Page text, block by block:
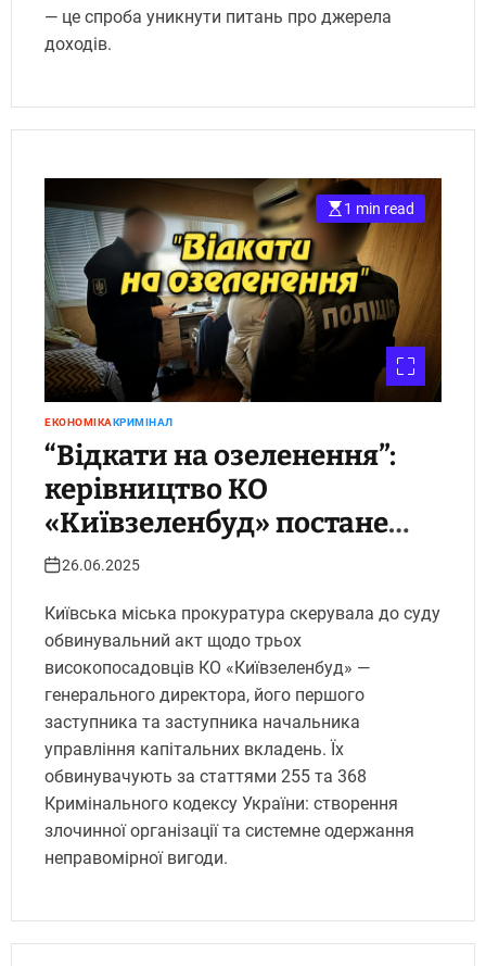
— це спроба уникнути питань про джерела
доходів.
1 min read
ЕКОНОМІКАКРИМІНАЛ
“Відкати на озеленення”:
керівництво КО
«Київзеленбуд» постане
перед судом за створення
Укрінфопрес
26.06.2025
Київська міська прокуратура скерувала до суду
обвинувальний акт щодо трьох
високопосадовців КО «Київзеленбуд» —
генерального директора, його першого
заступника та заступника начальника
управління капітальних вкладень. Їх
обвинувачують за статтями 255 та 368
Кримінального кодексу України: створення
злочинної організації та системне одержання
неправомірної вигоди.